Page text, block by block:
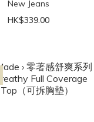
New Jeans
HK$339.00